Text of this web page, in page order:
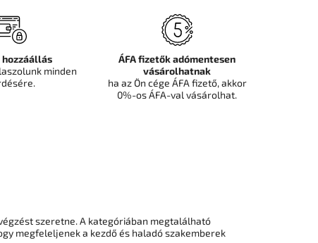
szeretne. A kategóriában megtalálható
megfeleljenek a kezdő és haladó szakemberek
hozzáállás
minden
ÁFA fizetők adómentesen
vásárolhatnak
ha az Ön cége ÁFA fizető, akkor
0%-os ÁFA-val vásárolhat.